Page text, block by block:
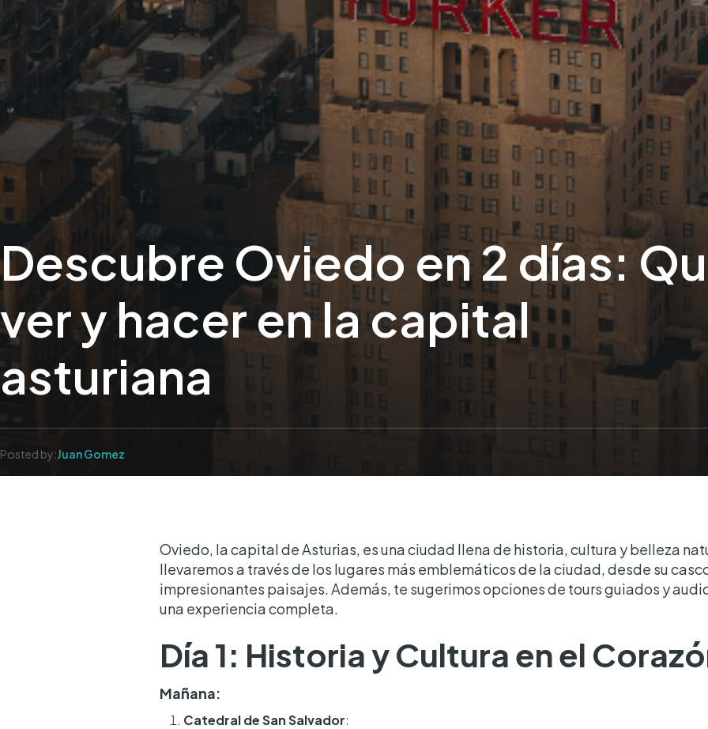
Descubre Oviedo en 2 días:
ver y hacer en la capital
asturiana
Posted by:Juan Gomez
Oviedo, la capital de Asturias, es una ciudad llena de historia, cultura y belleza
llevaremos a través de los lugares más emblemáticos de la ciudad, desde su
impresionantes paisajes. Además, te sugerimos opciones de tours guiados y
una experiencia completa.
Día 1: Historia y Cultura en el
Mañana:
Catedral de San Salvador: